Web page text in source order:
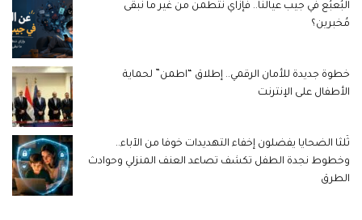
البُعبُع في جيب عيالنا.. فإزاي نتطمن من غير ما نبقى
مُخبرين؟
خطوة جديدة للأمان الرقمي.. إطلاق “اطمن” لحماية
الأطفال على الإنترنت
ثُلثا الضحايا يفضلون إخفاء التهديدات خوفا من الآباء..
وخطوط نجدة الطفل تكشف تصاعد العنف المنزلي وحوادث
الطرق